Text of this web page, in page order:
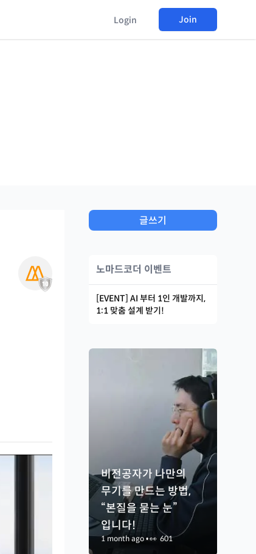
Login Join
글쓰기
노마드코더 이벤트
[EVENT] AI 부터 1인 개발까지,
1:1 맞춤 설계 받기!
비전공자가 나만의
무기를 만드는 방법,
“본질을 묻는 눈”
입니다!
1 month ago•👀 601